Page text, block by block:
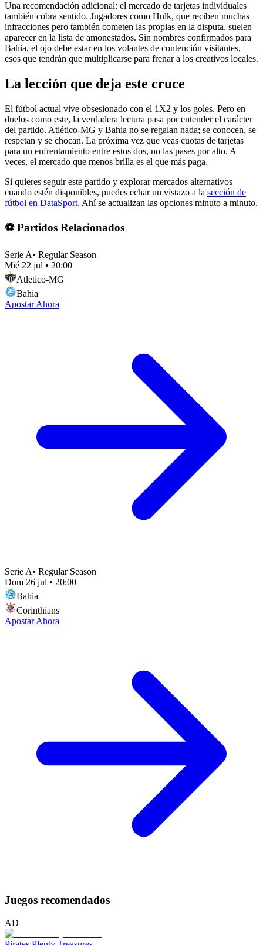
Una recomendación adicional: el mercado de tarjetas individuales
también cobra sentido. Jugadores como Hulk, que reciben muchas
infracciones pero también cometen las propias en la disputa, suelen
aparecer en la lista de amonestados. Sin nombres confirmados para
Bahia, el ojo debe estar en los volantes de contención visitantes,
esos que tendrán que multiplicarse para frenar a los creativos locales.
La lección que deja este cruce
El fútbol actual vive obsesionado con el 1X2 y los goles. Pero en
duelos como este, la verdadera lectura pasa por entender el carácter
del partido. Atlético-MG y Bahia no se regalan nada; se conocen, se
respetan y se chocan. La próxima vez que veas cuotas de tarjetas
para un enfrentamiento entre estos dos, no las pases por alto. A
veces, el mercado que menos brilla es el que más paga.
Si quieres seguir este partido y explorar mercados alternativos
cuando estén disponibles, puedes echar un vistazo a la sección de
fútbol en DataSport. Ahí se actualizan las opciones minuto a minuto.
⚽ Partidos Relacionados
Serie A• Regular Season
Mié 22 jul • 20:00
Atletico-MG
Bahia
Apostar Ahora
Serie A• Regular Season
Dom 26 jul • 20:00
Bahia
Corinthians
Apostar Ahora
Juegos recomendados
AD